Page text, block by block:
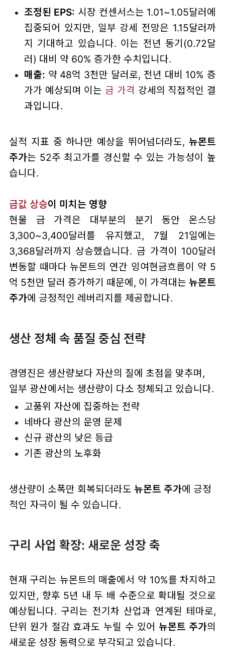
조정된 EPS: 시장 컨센서스는 1.01~1.05달러에
집중되어 있지만, 일부 강세 전망은 1.15달러까
지 기대하고 있습니다. 이는 전년 동기(0.72달
러) 대비 약 60% 증가한 수치입니다.
매출: 약 48억 3천만 달러로, 전년 대비 10% 증
가가 예상되며 이는 금 가격 강세의 직접적인 결
과입니다.
실적 지표 중 하나만 예상을 뛰어넘더라도,뉴몬트
주가는 52주 최고가를 경신할 수 있는 가능성이 높
습니다.
금값 상승이 미치는 영향
현물 금 가격은 대부분의 분기 동안 온스당
3,300~3,400달러를 유지했고, 7월 21일에는
3,368달러까지 상승했습니다. 금 가격이 100달러
변동할 때마다 뉴몬트의 연간 잉여현금흐름이 약 5
억 5천만 달러 증가하기 때문에, 이 가격대는뉴몬트
주가에 긍정적인 레버리지를 제공합니다.
생산 정체 속 품질 중심 전략
경영진은 생산량보다 자산의 질에 초점을 맞추며,
일부 광산에서는 생산량이 다소 정체되고 있습니다.
고품위 자산에 집중하는 전략
네바다 광산의 운영 문제
신규 광산의 낮은 등급
기존 광산의 노후화
생산량이 소폭만 회복되더라도 뉴몬트 주가에 긍정
적인 자극이 될 수 있습니다.
구리 사업 확장: 새로운 성장 축
현재 구리는 뉴몬트의 매출에서 약 10%를 차지하고
있지만, 향후 5년 내 두 배 수준으로 확대될 것으로
예상됩니다. 구리는 전기차 산업과 연계된 테마로,
단위 원가 절감 효과도 누릴 수 있어 뉴몬트 주가의
새로운 성장 동력으로 부각되고 있습니다.